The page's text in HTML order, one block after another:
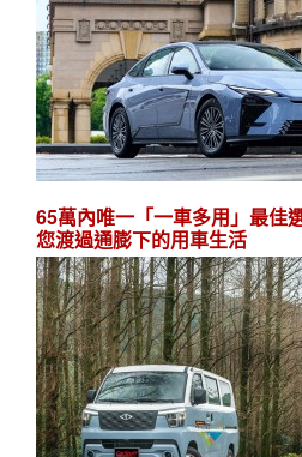
65萬內唯一「一車多用」最佳
您渡過通膨下的用車生活